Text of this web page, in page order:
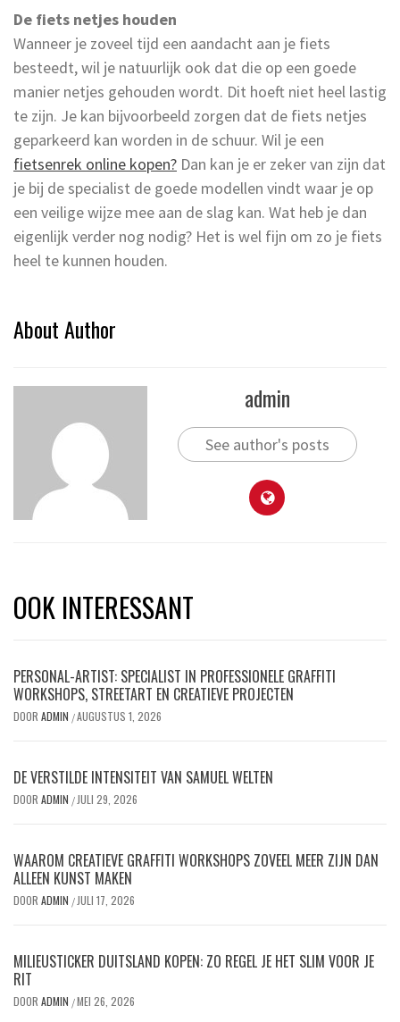
De fiets netjes houden
Wanneer je zoveel tijd een aandacht aan je fiets
besteedt, wil je natuurlijk ook dat die op een goede
manier netjes gehouden wordt. Dit hoeft niet heel lastig
te zijn. Je kan bijvoorbeeld zorgen dat de fiets netjes
geparkeerd kan worden in de schuur. Wil je een
fietsenrek online kopen? Dan kan je er zeker van zijn dat
je bij de specialist de goede modellen vindt waar je op
een veilige wijze mee aan de slag kan. Wat heb je dan
eigenlijk verder nog nodig? Het is wel fijn om zo je fiets
heel te kunnen houden.
About Author
admin
See author's posts
OOK INTERESSANT
PERSONAL-ARTIST: SPECIALIST IN PROFESSIONELE GRAFFITI
WORKSHOPS, STREETART EN CREATIEVE PROJECTEN
DOOR ADMIN /AUGUSTUS 1, 2026
DE VERSTILDE INTENSITEIT VAN SAMUEL WELTEN
DOOR ADMIN / JULI 29, 2026
WAAROM CREATIEVE GRAFFITI WORKSHOPS ZOVEEL MEER ZIJN DAN
ALLEEN KUNST MAKEN
DOOR ADMIN / JULI 17, 2026
MILIEUSTICKER DUITSLAND KOPEN: ZO REGEL JE HET SLIM VOOR JE
RIT
DOOR ADMIN /MEI 26, 2026